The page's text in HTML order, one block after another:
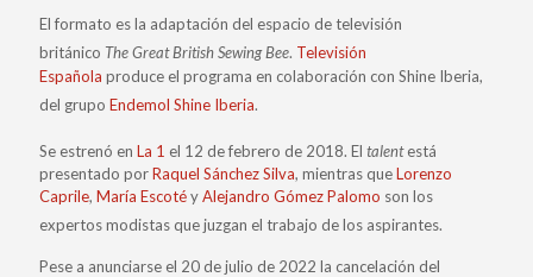
El formato es la adaptación del espacio de televisión
británico The Great British Sewing Bee. Televisión
Española produce el programa en colaboración con Shine Iberia,
del grupo Endemol Shine Iberia.
Se estrenó en La 1 el 12 de febrero de 2018. El talentestá
presentado porRaquel Sánchez Silva, mientras queLorenzo
Caprile, María EscotéyAlejandro Gómez Palomo son los
expertos modistas que juzgan el trabajo de los aspirantes.
Pese a anunciarse el 20 de julio de 2022 la cancelación del